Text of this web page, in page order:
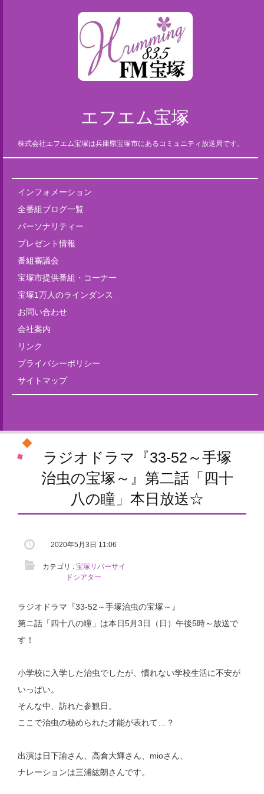
エフエム宝塚
株式会社エフエム宝塚は兵庫県宝塚市にあるコミュニティ放送局です。
インフォメーション
全番組ブログ一覧
パーソナリティー
プレゼント情報
番組審議会
宝塚市提供番組・コーナー
宝塚1万人のラインダンス
お問い合わせ
会社案内
リンク
プライバシーポリシー
サイトマップ
ラジオドラマ『33-52～手塚
治虫の宝塚～』第二話「四十
八の瞳」本日放送☆
2020年5月3日 11:06
カテゴリ : 宝塚リバーサイ
ドシアター
ラジオドラマ『33-52～手塚治虫の宝塚～』
第ニ話「四十八の瞳」は本日5月3日（日）午後5時～放送で
す！
小学校に入学した治虫でしたが、慣れない学校生活に不安が
いっぱい。
そんな中、訪れた参観日。
ここで治虫の秘められた才能が表れて…？
出演は日下諭さん、高倉大輝さん、mioさん、
ナレーションは三浦紘朗さんです。